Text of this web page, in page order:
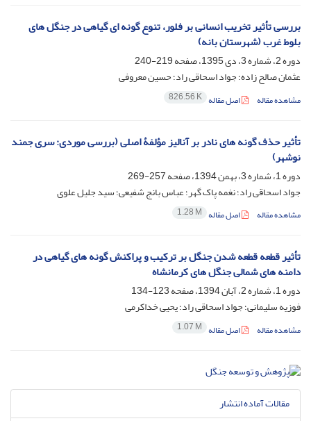
بررسی تأثیر تخریب انسانی بر فلور، تنوع گونه ای گیاهی در جنگل های
بلوط غرب (شهرستان بانه)
دوره 2، شماره 3، دی 1395، صفحه
219-240
عثمان صالح زاده؛ جواد اسحاقی راد؛ حسین معروفی
مشاهده مقاله اصل مقاله 826.56 K
تأثیر حذف گونه های نادر بر آنالیز مؤلفۀ اصلی (بررسی موردی: سری جمند
نوشهر)
دوره 1، شماره 3، بهمن 1394، صفحه
257-269
جواد اسحاقی راد؛ نغمه پاک گهر؛ عباس بانج شفیعی؛ سید جلیل علوی
مشاهده مقاله اصل مقاله 1.28 M
تأثیر قطعه قطعه شدن جنگل بر ترکیب و پراکنش گونه های گیاهی در
دامنه های شمالی جنگل های کرمانشاه
دوره 1، شماره 2، آبان 1394، صفحه
123-134
فوزیه سلیمانی؛ جواد اسحاقی راد؛ یحیی خداکرمی
مشاهده مقاله اصل مقاله 1.07 M
مقالات آماده انتشار